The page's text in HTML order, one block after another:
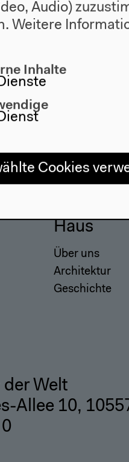
Haus
Über uns
Architektur
Geschichte
der Welt
Allee 10,
Audio)
Weitere
Inhalte
Cookies